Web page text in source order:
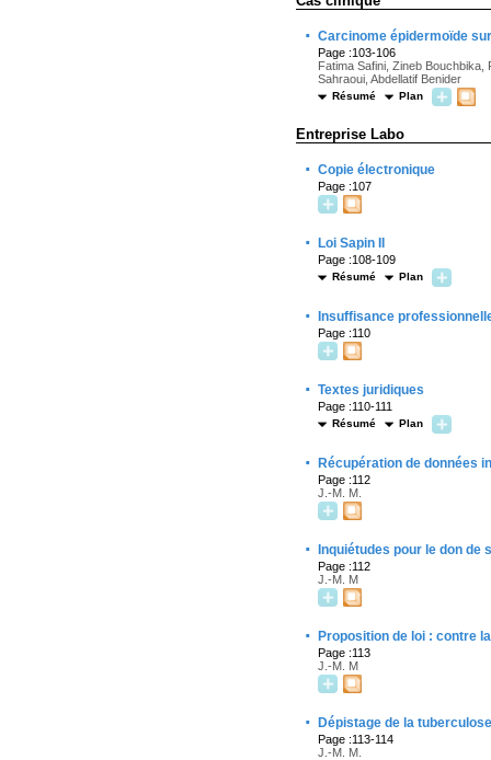
· Carcinome épidermoïde
Page :103-106
Fatima Safini, Zineb
Sahraoui, Abdellatif Benider
Résumé Plan
Entreprise Labo
· Copie électronique
Page :107
· Loi Sapin II
Page :108-109
Résumé Plan
· Insuffisance
Page :110
· Textes juridiques
Page :110-111
Résumé Plan
· Récupération de données
Page :112
J.-M. M.
· Inquiétudes pour le don de
Page :112
J.-M. M
· Proposition de loi : contre
Page :113
J.-M. M
· Dépistage de la
Page :113-114
J.-M. M.